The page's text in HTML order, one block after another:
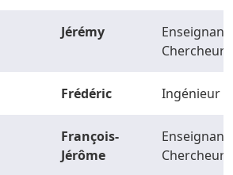
Jérémy
Enseignant-
Chercheur
Frédéric Ingénieur
François-
Jérôme
Enseignant-
Chercheur